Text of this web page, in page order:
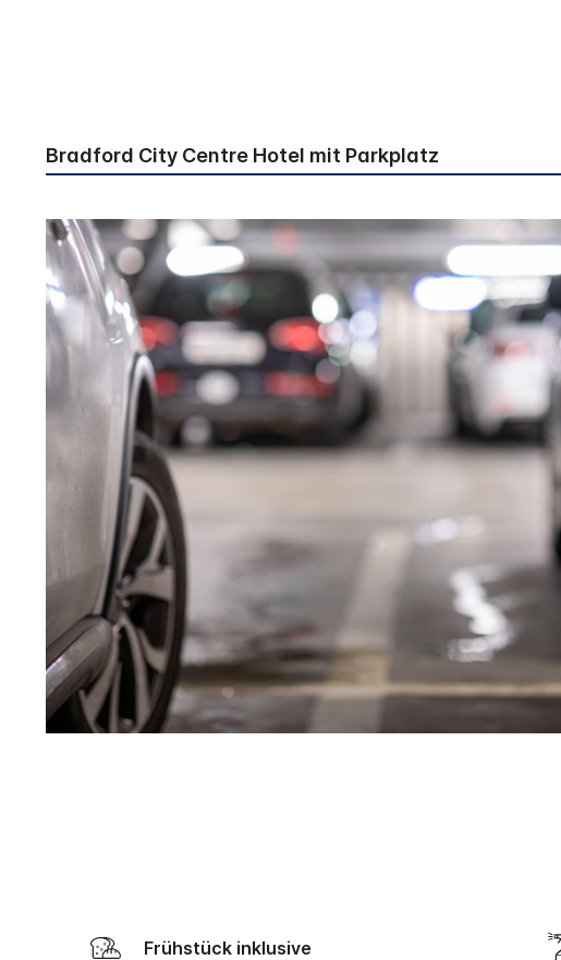
Bradford City Centre Hotel mit Parkplatz
Frühstück inklusive